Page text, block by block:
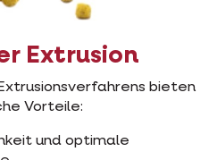
Extrusion
bieten
Vorteile:
und optimale